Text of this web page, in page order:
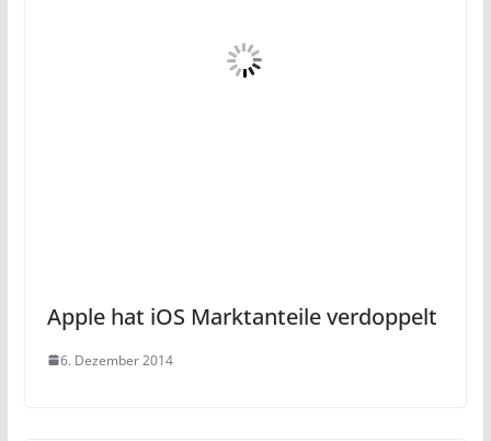
Apple hat iOS Marktanteile verdoppelt
6. Dezember 2014